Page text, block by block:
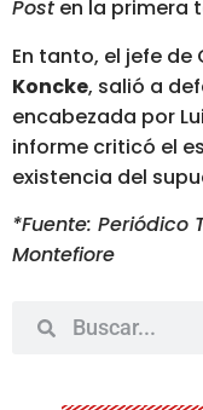
Post en la primera
En tanto, el jefe de
Koncke, salió a
encabezada por
informe criticó el
existencia del
*Fuente: Periódico
Montefiore